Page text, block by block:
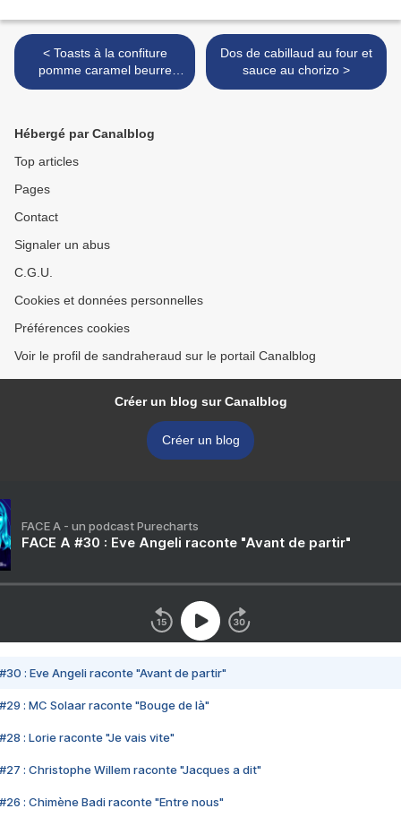
< Toasts à la confiture
pomme caramel beurre
salé pour la gouter!
Dos de cabillaud au four et
sauce au chorizo >
Hébergé par Canalblog
Top articles
Pages
Contact
Signaler un abus
C.G.U.
Cookies et données personnelles
Préférences cookies
Voir le profil de sandraheraud sur le portail Canalblog
Créer un blog sur Canalblog
Créer un blog
FACE A - un podcast Purecharts
FACE A #30 : Eve Angeli raconte "Avant de partir"
#30 : Eve Angeli raconte "Avant de partir"
#29 : MC Solaar raconte "Bouge de là"
#28 : Lorie raconte "Je vais vite"
#27 : Christophe Willem raconte "Jacques a dit"
#26 : Chimène Badi raconte "Entre nous"